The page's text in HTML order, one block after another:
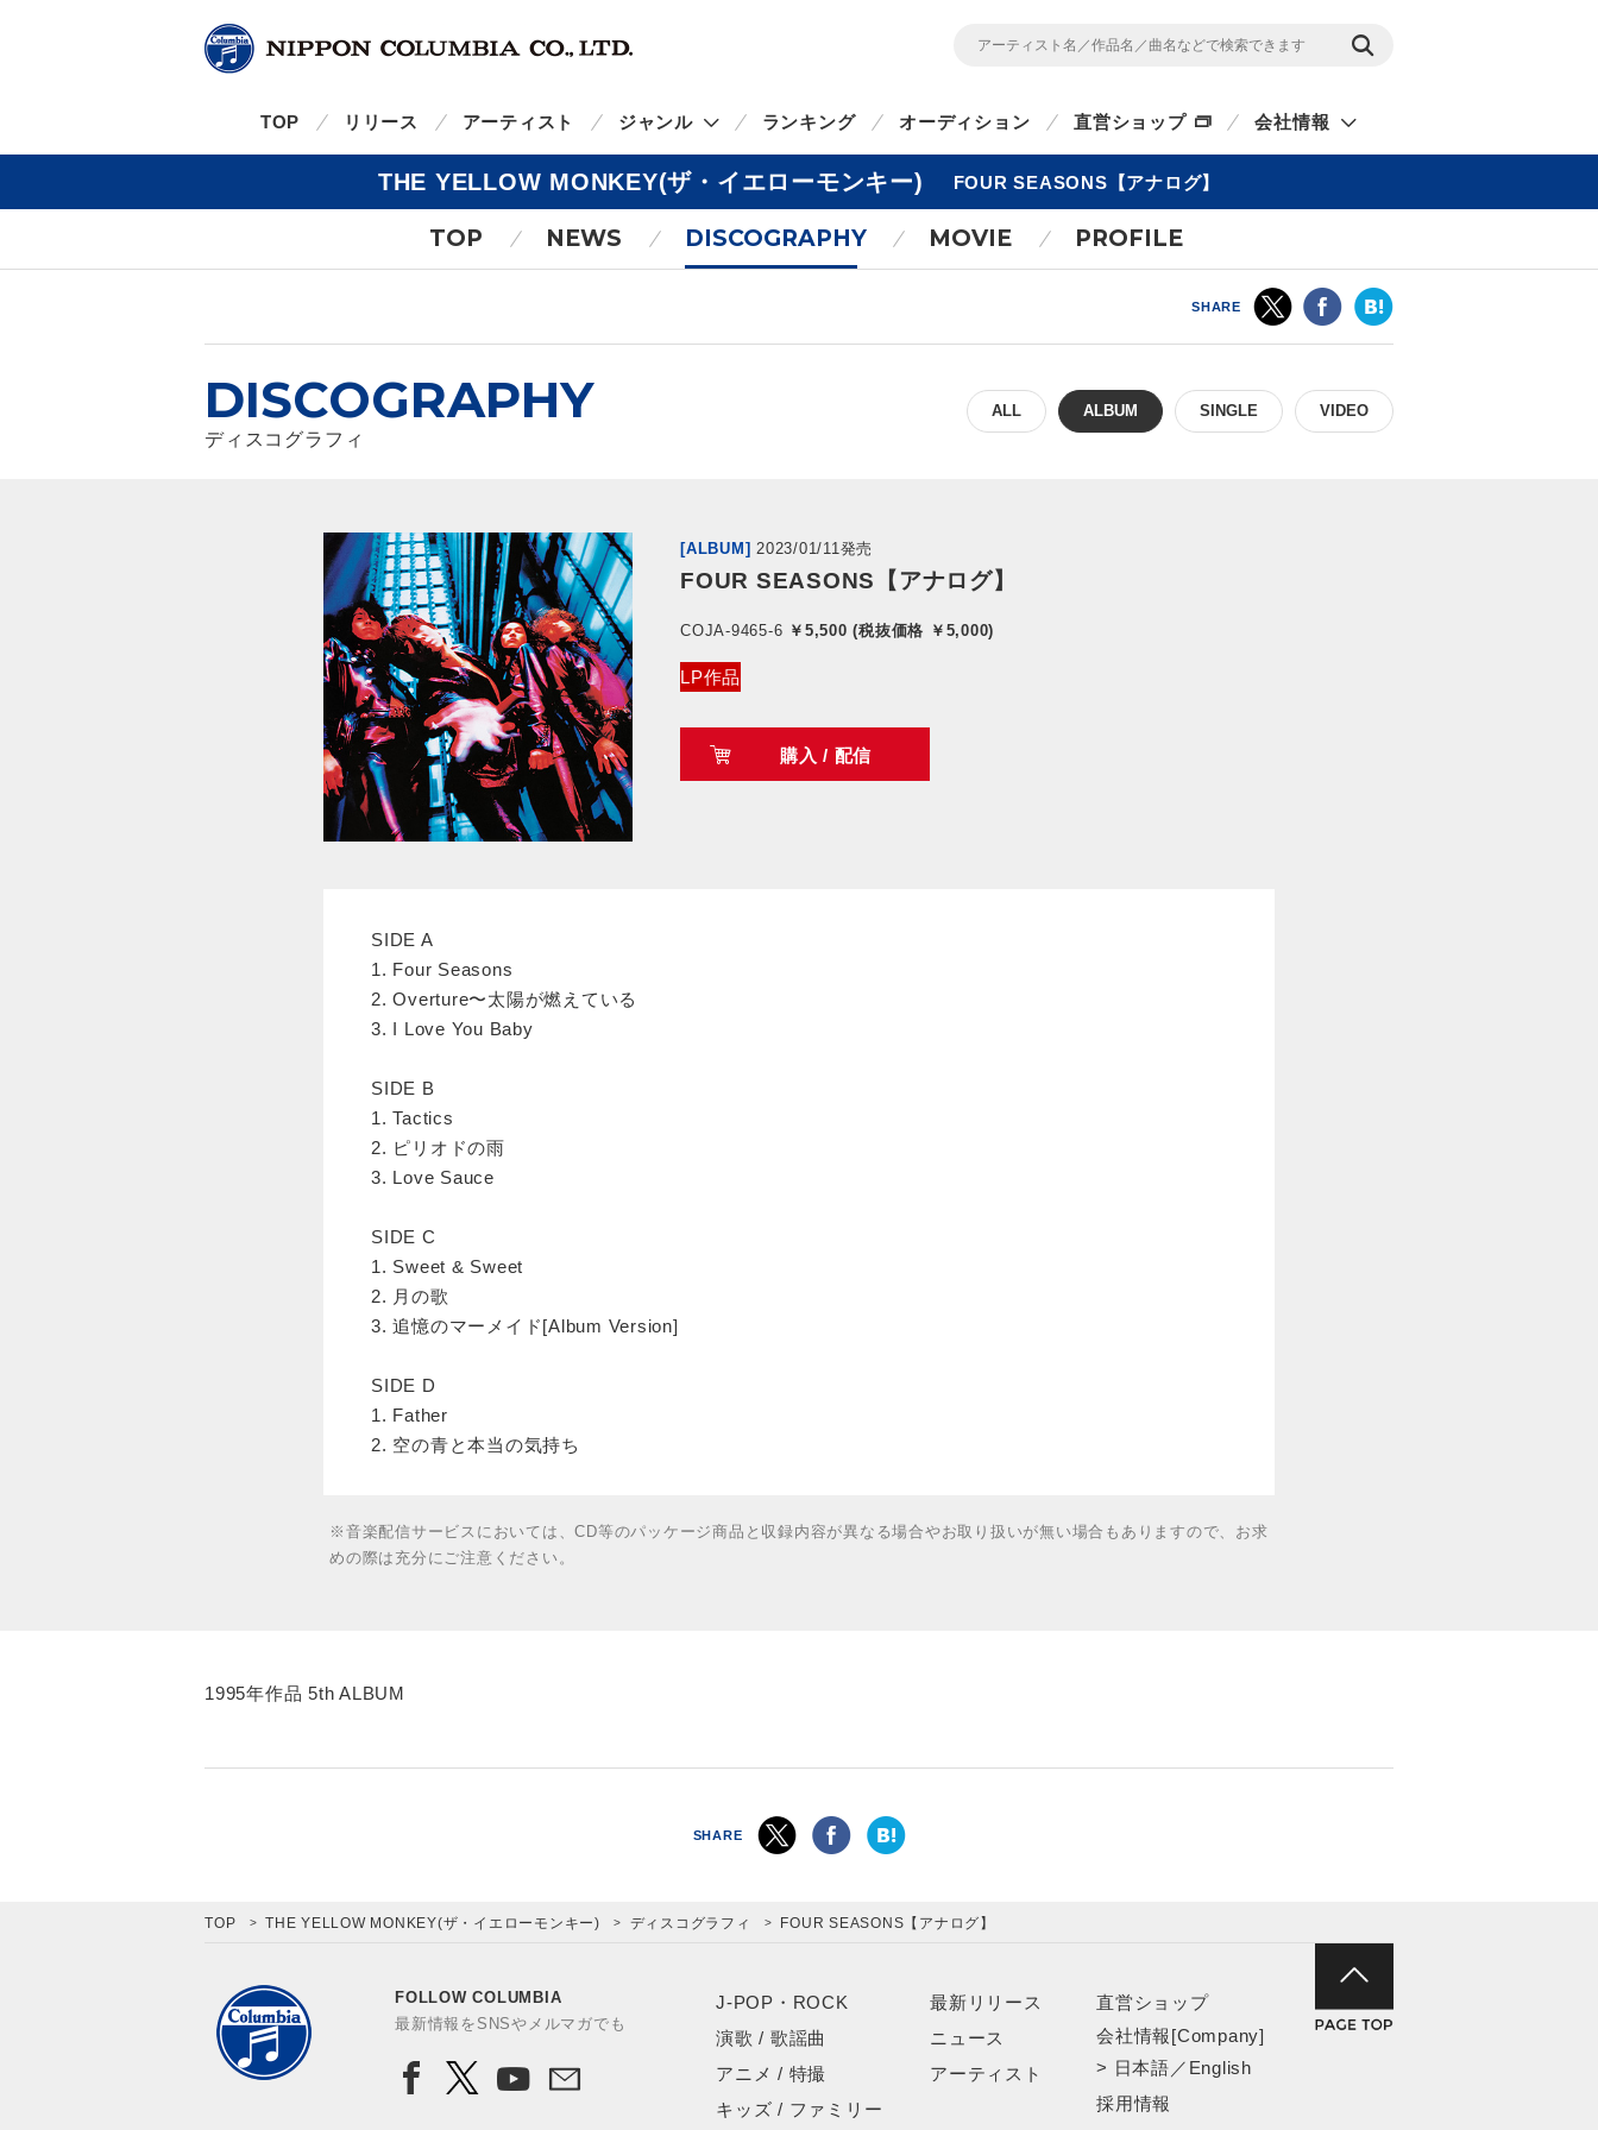
TOP リリース アーティスト ジャンル ランキング オーディション 直営ショップ 会社情報
THE YELLOW MONKEY(ザ・イエローモンキー) FOUR SEASONS【アナログ】
TOP NEWS DISCOGRAPHY MOVIE PROFILE
SHARE
DISCOGRAPHY
ディスコグラフィ
ALL ALBUM SINGLE VIDEO
[ALBUM] 2023/01/11発売
FOUR SEASONS【アナログ】
COJA-9465-6 ￥5,500 (税抜価格 ￥5,000)
LP作品
購入 / 配信
SIDE A
1. Four Seasons
2. Overture〜太陽が燃えている
3. I Love You Baby
SIDE B
1. Tactics
2. ピリオドの雨
3. Love Sauce
SIDE C
1. Sweet & Sweet
2. 月の歌
3. 追憶のマーメイド[Album Version]
SIDE D
1. Father
2. 空の青と本当の気持ち
※音楽配信サービスにおいては、CD等のパッケージ商品と収録内容が異なる場合やお取り扱いが無い場合もありますので、お求
めの際は充分にご注意ください。
1995年作品 5th ALBUM
SHARE
TOP THE YELLOW MONKEY(ザ・イエローモンキー) ディスコグラフィ FOUR SEASONS【アナログ】
FOLLOW COLUMBIA
最新情報をSNSやメルマガでも
J-POP・ROCK
演歌 / 歌謡曲
アニメ / 特撮
キッズ / ファミリー
最新リリース
ニュース
アーティスト
直営ショップ
会社情報[Company]
> 日本語 ／ English
採用情報